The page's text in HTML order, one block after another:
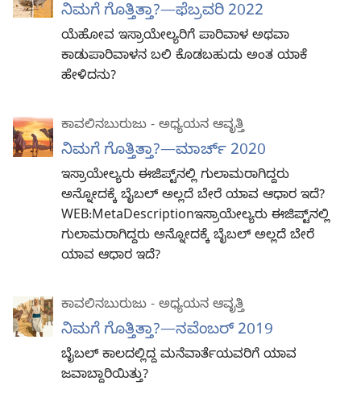
ನಿಮಗೆ ಗೊತ್ತಿತ್ತಾ?—ಫೆಬ್ರವರಿ 2022
ಯೆಹೋವ ಇಸ್ರಾಯೇಲ್ಯರಿಗೆ ಪಾರಿವಾಳ ಅಥವಾ
ಕಾಡುಪಾರಿವಾಳನ ಬಲಿ ಕೊಡಬಹುದು ಅಂತ ಯಾಕೆ
ಹೇಳಿದನು?
ಕಾವಲಿನಬುರುಜು - ಅಧ್ಯಯನ ಆವೃತ್ತಿ
ನಿಮಗೆ ಗೊತ್ತಿತ್ತಾ?—ಮಾರ್ಚ್‌ 2020
ಇಸ್ರಾಯೇಲ್ಯರು ಈಜಿಪ್ಟ್‌ನಲ್ಲಿ ಗುಲಾಮರಾಗಿದ್ದರು
ಅನ್ನೋದಕ್ಕೆ ಬೈಬಲ್‌ ಅಲ್ಲದೆ ಬೇರೆ ಯಾವ ಆಧಾರ ಇದೆ?
WEB:MetaDescriptionಇಸ್ರಾಯೇಲ್ಯರು ಈಜಿಪ್ಟ್‌ನಲ್ಲಿ
ಗುಲಾಮರಾಗಿದ್ದರು ಅನ್ನೋದಕ್ಕೆ ಬೈಬಲ್‌ ಅಲ್ಲದೆ ಬೇರೆ
ಯಾವ ಆಧಾರ ಇದೆ?
ಕಾವಲಿನಬುರುಜು - ಅಧ್ಯಯನ ಆವೃತ್ತಿ
ನಿಮಗೆ ಗೊತ್ತಿತ್ತಾ?—ನವೆಂಬರ್‌ 2019
ಬೈಬಲ್‌ ಕಾಲದಲ್ಲಿದ್ದ ಮನೆವಾರ್ತೆಯವರಿಗೆ ಯಾವ
ಜವಾಬ್ದಾರಿಯಿತ್ತು?